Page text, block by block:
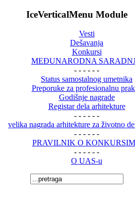
IceVerticalMenu Module
Vesti
Dešavanja
Konkursi
MEĐUNARODNA
- - - - - -
Status samostalnog umetnika
Preporuke za profesionalnu
Godišnje nagrade
Registar dela arhitekture
- - - - - -
velika nagrada arhitekture za životno
- - - - - -
PRAVILNIK O
- - - - - -
O UAS-u